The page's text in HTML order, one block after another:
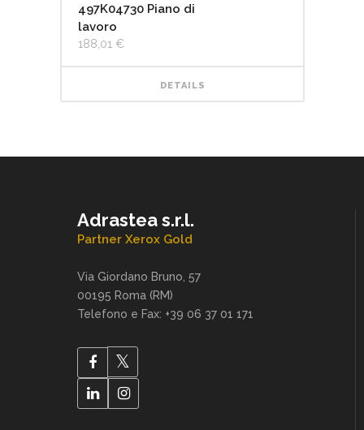
497K04730 Piano di
lavoro
188,01 €
DETAILS
Adrastea s.r.l.
Partner Xerox Gold
Via Giordano Bruno, 57
00195 Roma (RM)
Telefono e Fax: +39 06 37 01 171